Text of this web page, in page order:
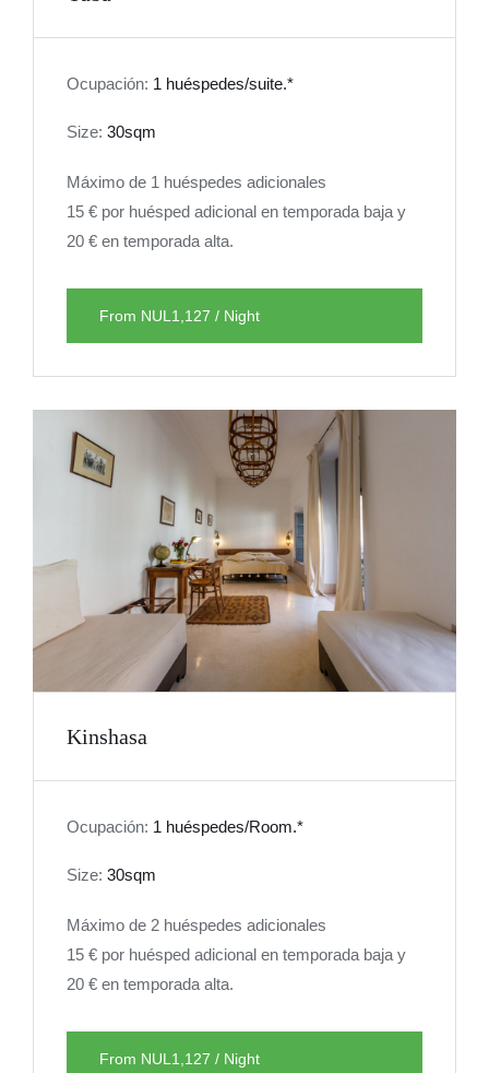
Ocupación: 1 huéspedes/suite.*
Size: 30sqm
Máximo de 1 huéspedes adicionales
15 € por huésped adicional en temporada baja y
20 € en temporada alta.
From NUL1,127 / Night
Kinshasa
Ocupación: 1 huéspedes/Room.*
Size: 30sqm
Máximo de 2 huéspedes adicionales
15 € por huésped adicional en temporada baja y
20 € en temporada alta.
From NUL1,127 / Night